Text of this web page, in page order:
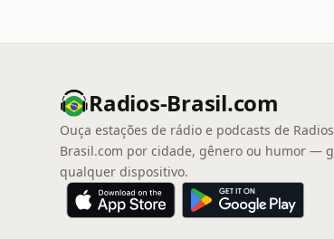
Radios-Brasil.com
Ouça estações de rádio e podcasts de
Brasil.com por cidade, gênero ou humor —
qualquer dispositivo.